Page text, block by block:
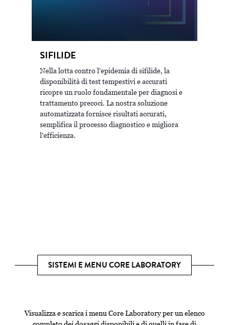
SIFILIDE
Nella lotta contro l'epidemia di sifilide, la
disponibilità di test tempestivi e accurati
ricopre un ruolo fondamentale per diagnosi e
trattamento precoci. La nostra soluzione
automatizzata fornisce risultati accurati,
semplifica il processo diagnostico e migliora
l'efficienza.
SISTEMI E MENU CORE LABORATORY
Visualizza e scarica i menu Core Laboratory per un elenco